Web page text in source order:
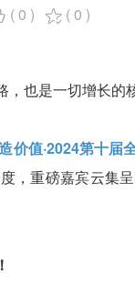
(0 )  (0 )
也是一切增长的
价值·2024第十
，重磅嘉宾云集